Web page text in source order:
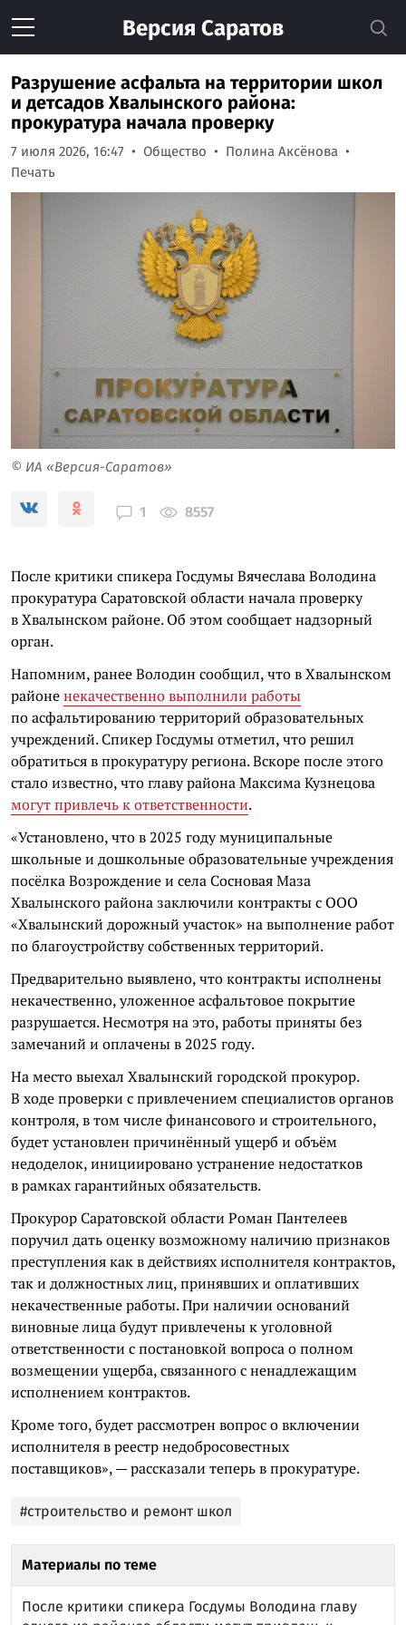
Версия Саратов
Разрушение асфальта на территории школ
и детсадов Хвалынского района:
прокуратура начала проверку
7 июля 2026, 16:47 Общество
Полина Аксёнова
Печать
© ИА «Версия-Саратов»
1 8557
После критики спикера Госдумы Вячеслава Володина
прокуратура Саратовской области начала проверку
в Хвалынском районе. Об этом сообщает надзорный
орган.
Напомним, ранее Володин сообщил, что в Хвалынском
районенекачественно выполнили работы
по асфальтированию территорий образовательных
учреждений. Спикер Госдумы отметил, что решил
обратиться в прокуратуру региона. Вскоре после этого
стало известно, что главу района Максима Кузнецова
могут привлечь к ответственности.
«Установлено, что в 2025 году муниципальные
школьные и дошкольные образовательные учреждения
посёлка Возрождение и села Сосновая Маза
Хвалынского района заключили контракты с ООО
«Хвалынский дорожный участок» на выполнение работ
по благоустройству собственных территорий.
Предварительно выявлено, что контракты исполнены
некачественно, уложенное асфальтовое покрытие
разрушается. Несмотря на это, работы приняты без
замечаний и оплачены в 2025 году.
На место выехал Хвалынский городской прокурор.
В ходе проверки с привлечением специалистов органов
контроля, в том числе финансового и строительного,
будет установлен причинённый ущерб и объём
недоделок, инициировано устранение недостатков
в рамках гарантийных обязательств.
Прокурор Саратовской области Роман Пантелеев
поручил дать оценку возможному наличию признаков
преступления как в действиях исполнителя контрактов,
так и должностных лиц, принявших и оплативших
некачественные работы. При наличии оснований
виновные лица будут привлечены к уголовной
ответственности с постановкой вопроса о полном
возмещении ущерба, связанного с ненадлежащим
исполнением контрактов.
Кроме того, будет рассмотрен вопрос о включении
исполнителя в реестр недобросовестных
поставщиков», — рассказали теперь в прокуратуре.
#строительство и ремонт школ
Материалы по теме
После критики спикера Госдумы Володина главу